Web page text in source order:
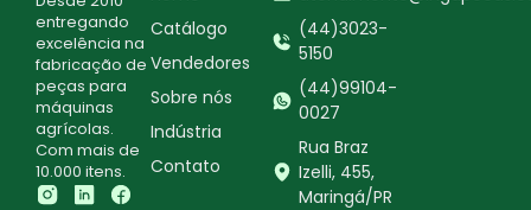
entregando
excelência na
fabricação de
peças para
máquinas
agrícolas.
Com mais de
10.000 itens.
Catálogo
Vendedores
Sobre nós
Indústria
Contato
(44)3023-
5150
(44)99104-
0027
Rua Braz
Izelli, 455,
Maringá/PR